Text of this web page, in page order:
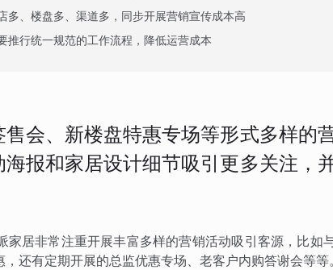
多、楼盘多、渠道多，同步开展营销宣传成本高
推行统一规范的工作流程，降低运营成本
会、新楼盘特惠专场等形式多样的
报和家居设计细节吸引更多关注，
家居非常注重开展丰富多样的营销活动吸引客源，比如
还有定期开展的总监优惠专场、老客户内购答谢会等等。